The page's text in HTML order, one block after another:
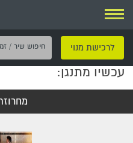
ניווט
לרכישת מנוי
עכשיו מתנגן: